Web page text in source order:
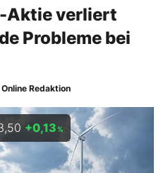
Aktie verliert
Probleme bei
Redaktion
+0,13 %